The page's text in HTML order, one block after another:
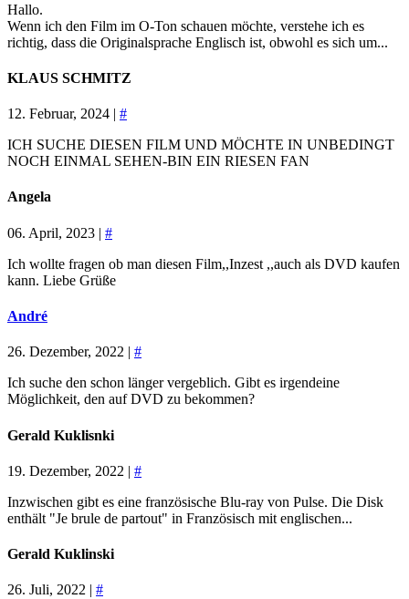
Hallo.
Wenn ich den Film im O-Ton schauen möchte, verstehe ich es
richtig, dass die Originalsprache Englisch ist, obwohl es sich um...
KLAUS SCHMITZ
12. Februar, 2024 | #
ICH SUCHE DIESEN FILM UND MÖCHTE IN UNBEDINGT
NOCH EINMAL SEHEN-BIN EIN RIESEN FAN
Angela
06. April, 2023 | #
Ich wollte fragen ob man diesen Film,,Inzest ,,auch als DVD kaufen
kann. Liebe Grüße
André
26. Dezember, 2022 | #
Ich suche den schon länger vergeblich. Gibt es irgendeine
Möglichkeit, den auf DVD zu bekommen?
Gerald Kuklisnki
19. Dezember, 2022 | #
Inzwischen gibt es eine französische Blu-ray von Pulse. Die Disk
enthält "Je brule de partout" in Französisch mit englischen...
Gerald Kuklinski
26. Juli, 2022 | #